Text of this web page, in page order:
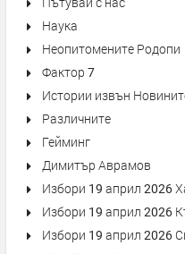
Наука
Неопитомените Родопи
Фактор 7
Истории извън
Различните
Гейминг
Димитър Аврамов
Избори 19 април 2026
Избори 19 април 2026
Избори 19 април 2026